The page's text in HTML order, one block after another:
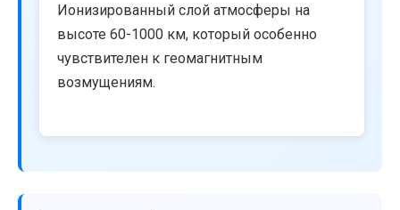
Ионизированный слой атмосферы на
высоте 60-1000 км, который особенно
чувствителен к геомагнитным
возмущениям.